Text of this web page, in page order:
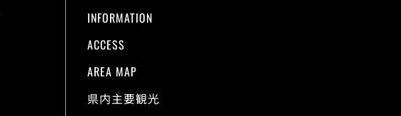
INFORMATION
ACCESS
AREA MAP
県内主要観光